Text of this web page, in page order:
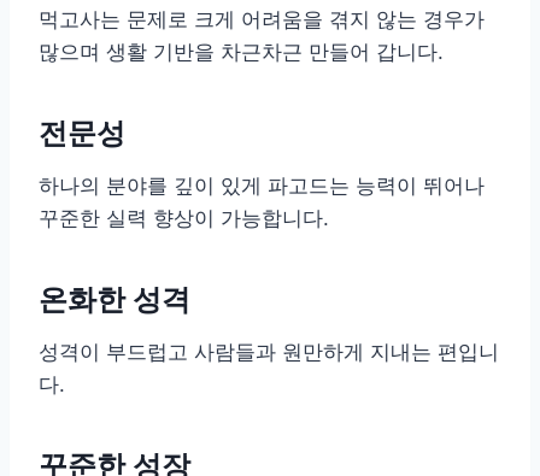
먹고사는 문제로 크게 어려움을 겪지 않는 경우가
많으며 생활 기반을 차근차근 만들어 갑니다.
전문성
하나의 분야를 깊이 있게 파고드는 능력이 뛰어나
꾸준한 실력 향상이 가능합니다.
온화한 성격
성격이 부드럽고 사람들과 원만하게 지내는 편입니
다.
꾸준한 성장